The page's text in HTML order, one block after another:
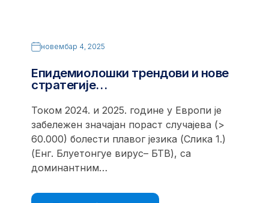
новембар 4, 2025
Епидемиолошки трендови и нове
стратегије…
Током 2024. и 2025. године у Европи је
забележен значајан пораст случајева (>
60.000) болести плавог језика (Слика 1.)
(Енг. Блуетонгуе вирус– БТВ), са
доминантним…